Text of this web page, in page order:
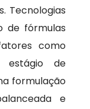
Tecnologias
de fórmulas
como
de
formulação
e